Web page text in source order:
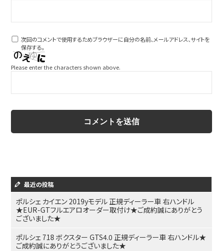
次回のコメントで使用するためブラウザーに自分の名前、メールアドレス、サイトを
保存する。
Please enter the characters shown above.
最近の投稿
ポルシェ カイエン 2019yモデル 正規ディーラー車 右ハンドル
★EUR-GTフルエアロオーダー取付け★ご成約誠にありがとう
ございました★
ポルシェ 718 ボクスター GTS4.0 正規ディーラー車 右ハンドル★
ご成約誠にありがとうございました★